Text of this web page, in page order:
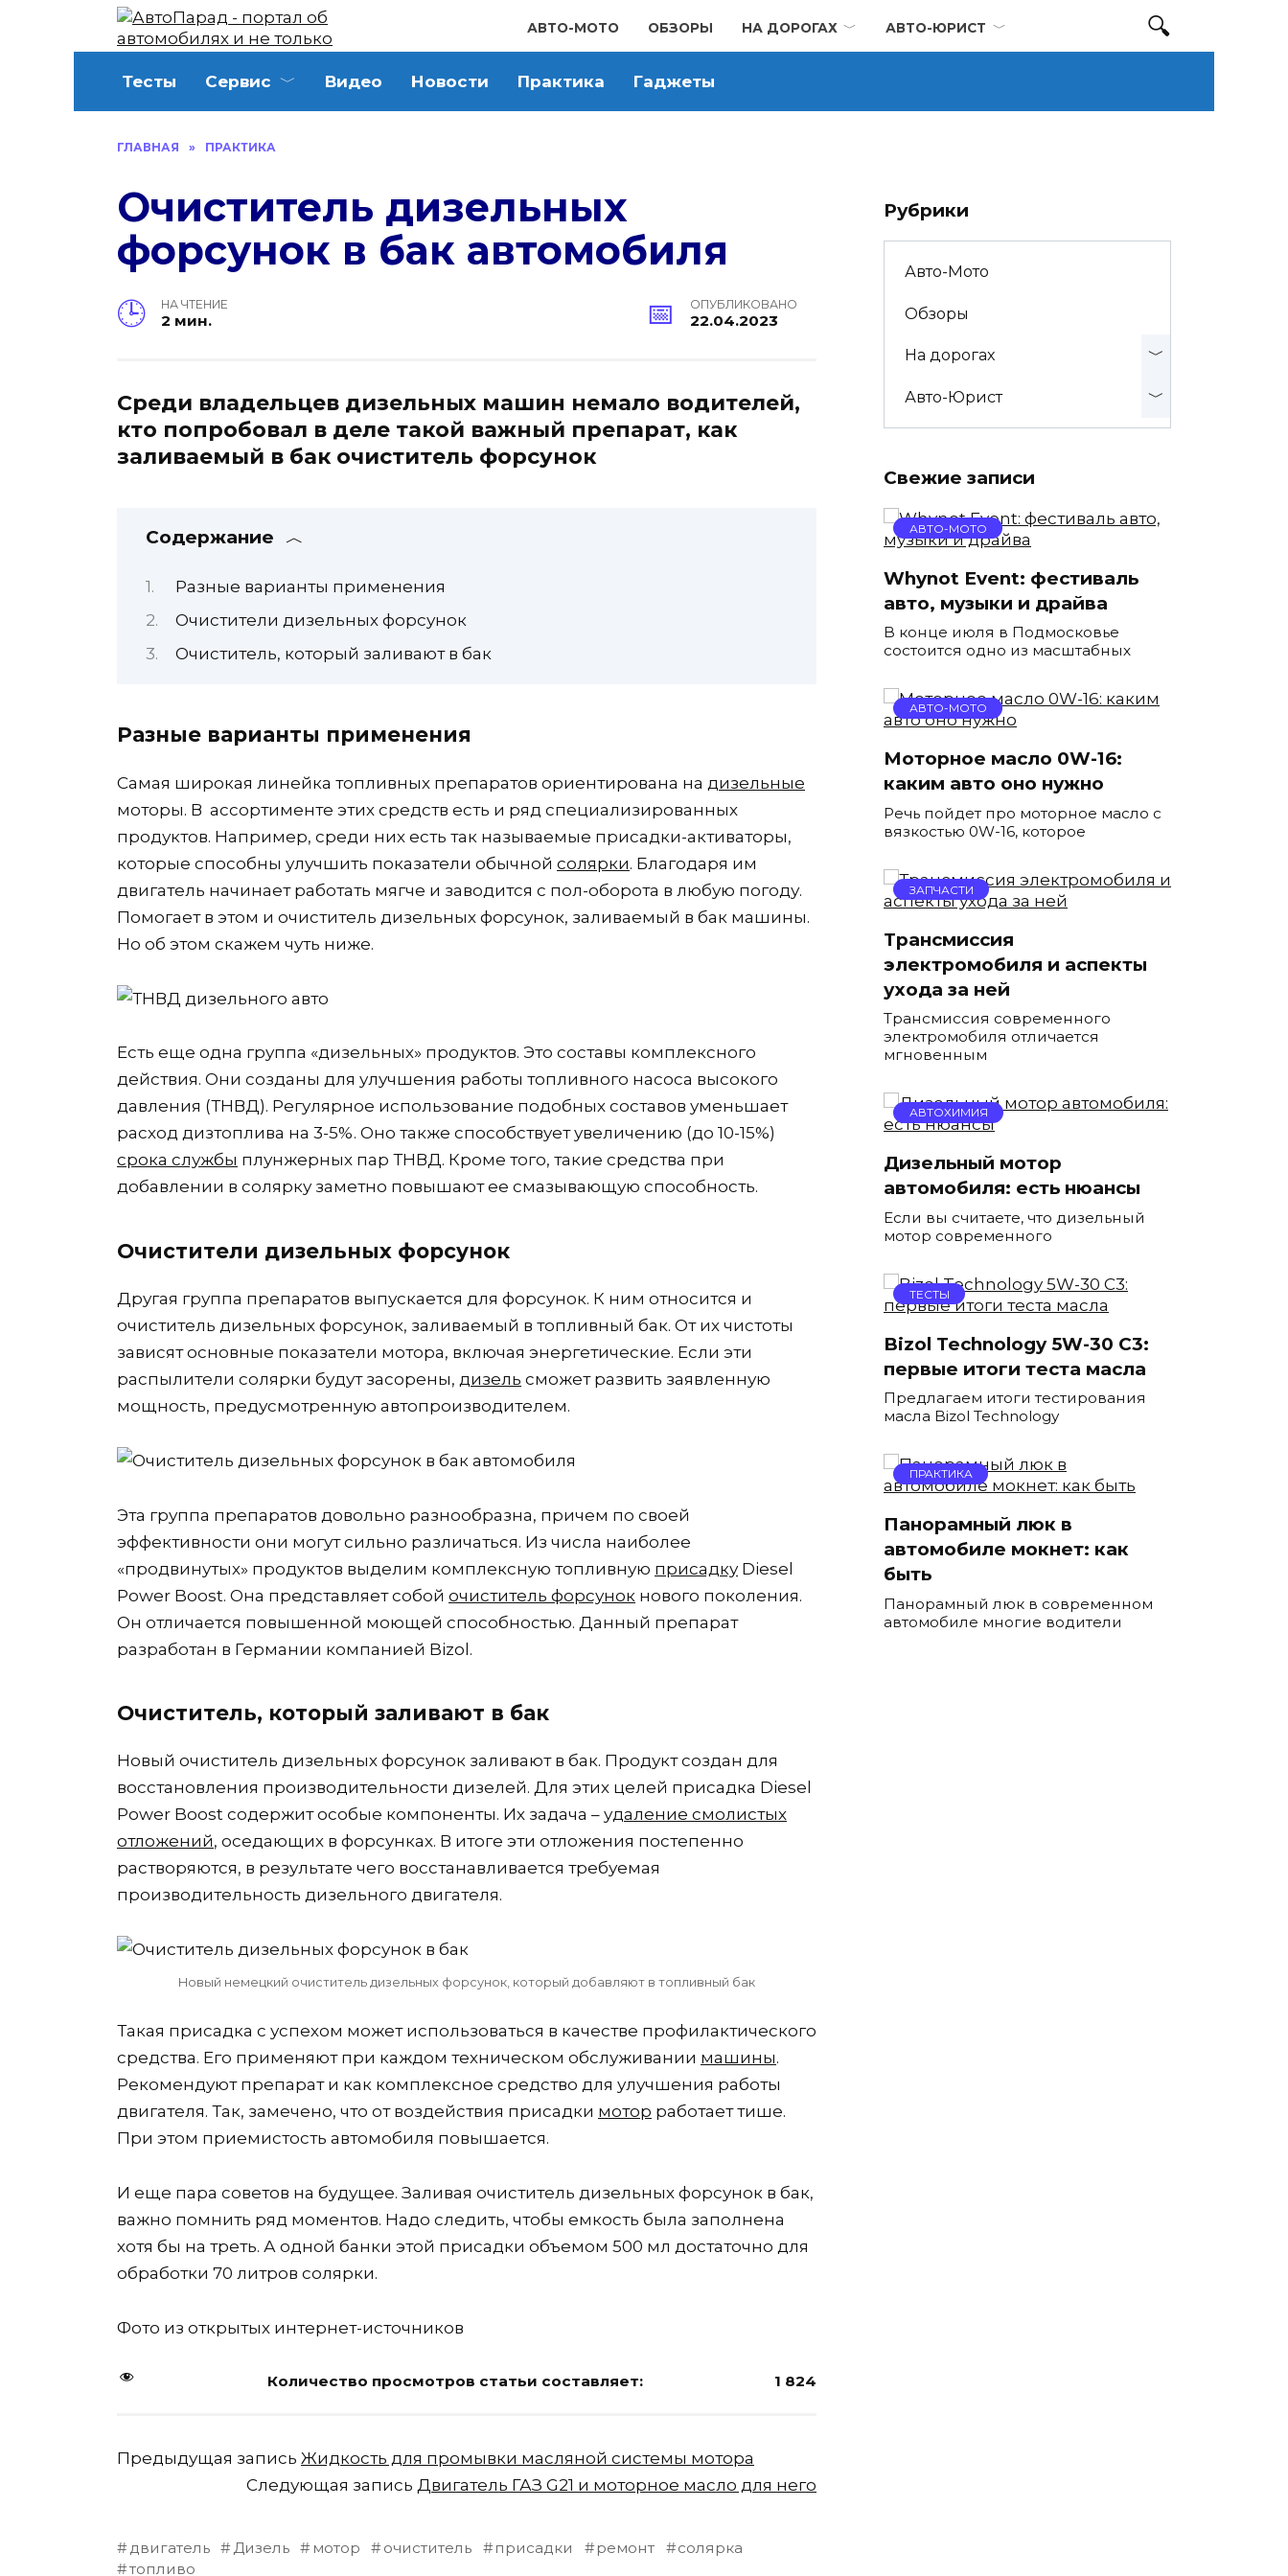
содержанию
АВТО-МОТО ОБЗОРЫ НА ДОРОГАХ АВТО-ЮРИСТ
Тесты Сервис Видео Новости Практика Гаджеты
ГЛАВНАЯ » ПРАКТИКА
Очиститель дизельных
форсунок в бак автомобиля
НА ЧТЕНИЕ
2 мин.
ОПУБЛИКОВАНО
22.04.2023
Среди владельцев дизельных машин немало водителей,
кто попробовал в деле такой важный препарат, как
заливаемый в бак очиститель форсунок
Содержание
Разные варианты применения
Очистители дизельных форсунок
Очиститель, который заливают в бак
Разные варианты применения
Самая широкая линейка топливных препаратов ориентирована на дизельные
моторы. В ассортименте этих средств есть и ряд специализированных
продуктов. Например, среди них есть так называемые присадки-активаторы,
которые способны улучшить показатели обычной солярки. Благодаря им
двигатель начинает работать мягче и заводится с пол-оборота в любую погоду.
Помогает в этом и очиститель дизельных форсунок, заливаемый в бак машины.
Но об этом скажем чуть ниже.
Есть еще одна группа «дизельных» продуктов. Это составы комплексного
действия. Они созданы для улучшения работы топливного насоса высокого
давления (ТНВД). Регулярное использование подобных составов уменьшает
расход дизтоплива на 3-5%. Оно также способствует увеличению (до 10-15%)
срока службы плунжерных пар ТНВД. Кроме того, такие средства при
добавлении в солярку заметно повышают ее смазывающую способность.
Очистители дизельных форсунок
Другая группа препаратов выпускается для форсунок. К ним относится и
очиститель дизельных форсунок, заливаемый в топливный бак. От их чистоты
зависят основные показатели мотора, включая энергетические. Если эти
распылители солярки будут засорены, дизель сможет развить заявленную
мощность, предусмотренную автопроизводителем.
Эта группа препаратов довольно разнообразна, причем по своей
эффективности они могут сильно различаться. Из числа наиболее
«продвинутых» продуктов выделим комплексную топливную присадкуDiesel
Power Boost. Она представляет собой очиститель форсунок нового поколения.
Он отличается повышенной моющей способностью. Данный препарат
разработан в Германии компанией Bizol.
Очиститель, который заливают в бак
Новый очиститель дизельных форсунок заливают в бак. Продукт создан для
восстановления производительности дизелей. Для этих целей присадка Diesel
Power Boost содержит особые компоненты. Их задача – удаление смолистых
отложений, оседающих в форсунках. В итоге эти отложения постепенно
растворяются, в результате чего восстанавливается требуемая
производительность дизельного двигателя.
Новый немецкий очиститель дизельных форсунок, который добавляют в топливный бак
Такая присадка с успехом может использоваться в качестве профилактического
средства. Его применяют при каждом техническом обслуживании машины.
Рекомендуют препарат и как комплексное средство для улучшения работы
двигателя. Так, замечено, что от воздействия присадки мотор работает тише.
При этом приемистость автомобиля повышается.
И еще пара советов на будущее. Заливая очиститель дизельных форсунок в бак,
важно помнить ряд моментов. Надо следить, чтобы емкость была заполнена
хотя бы на треть. А одной банки этой присадки объемом 500 мл достаточно для
обработки 70 литров солярки.
Фото из открытых интернет-источников
Количество просмотров статьи составляет: 1 824
Предыдущая запись Жидкость для промывки масляной системы мотора
Следующая запись Двигатель ГАЗ G21 и моторное масло для него
двигатель Дизель мотор очиститель присадки ремонт
солярка
топливо
Рубрики
Авто-Мото
Обзоры
На дорогах
Авто-Юрист
Свежие записи
АВТО-МОТО
Whynot Event: фестиваль
авто, музыки и драйва
В конце июля в Подмосковье
состоится одно из масштабных
АВТО-МОТО
Моторное масло 0W-16:
каким авто оно нужно
Речь пойдет про моторное масло с
вязкостью 0W-16, которое
ЗАПЧАСТИ
Трансмиссия
электромобиля и аспекты
ухода за ней
Трансмиссия современного
электромобиля отличается
мгновенным
АВТОХИМИЯ
Дизельный мотор
автомобиля: есть нюансы
Если вы считаете, что дизельный
мотор современного
ТЕСТЫ
Bizol Technology 5W-30 C3:
первые итоги теста масла
Предлагаем итоги тестирования
масла Bizol Technology
ПРАКТИКА
Панорамный люк в
автомобиле мокнет: как
быть
Панорамный люк в современном
автомобиле многие водители